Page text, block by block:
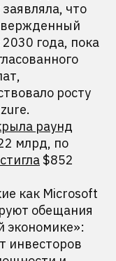
что
года, пока
росту
раунд
млрд, по
$852
как Microsoft
обещания
экономике»:
инвесторов